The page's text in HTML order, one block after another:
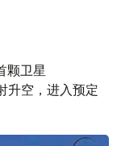
颗卫星
升空，进入预定